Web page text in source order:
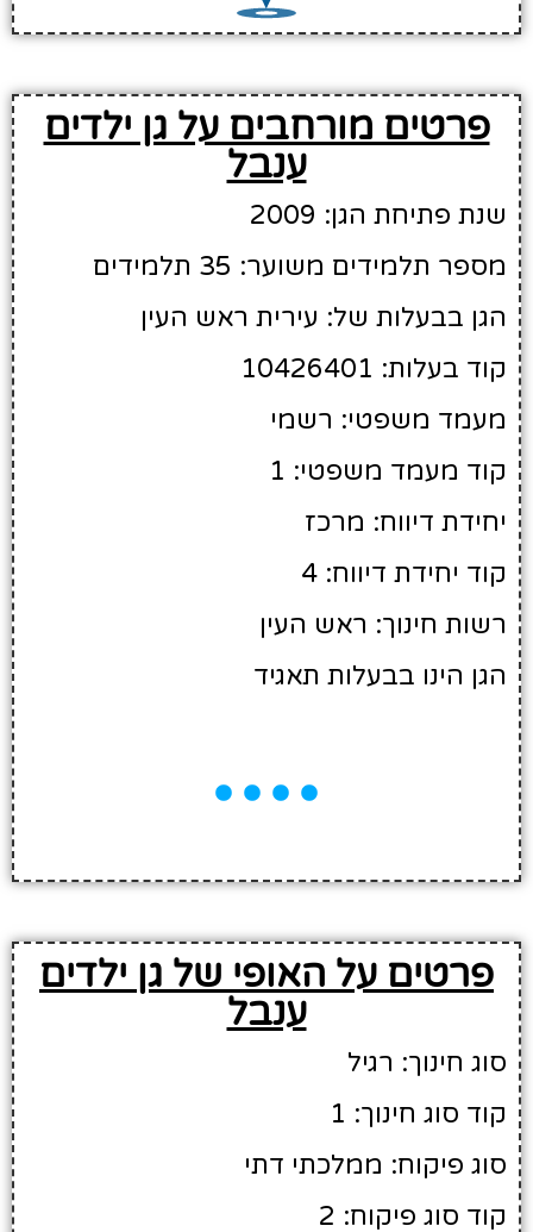
פרטים מורחבים על גן ילדים
ענבל
שנת פתיחת הגן: 2009
מספר תלמידים משוער: 35 תלמידים
הגן בבעלות של: עירית ראש העין
קוד בעלות: 10426401
מעמד משפטי: רשמי
קוד מעמד משפטי: 1
יחידת דיווח: מרכז
קוד יחידת דיווח: 4
רשות חינוך: ראש העין
הגן הינו בבעלות תאגיד
פרטים על האופי של גן ילדים
ענבל
סוג חינוך: רגיל
קוד סוג חינוך: 1
סוג פיקוח: ממלכתי דתי
קוד סוג פיקוח: 2